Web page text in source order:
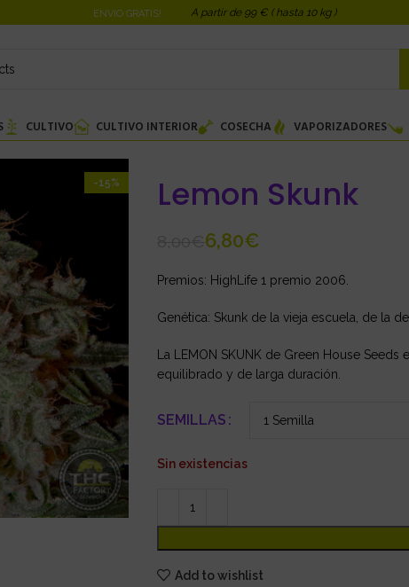
ENVIO GRATIS! A partir de 99 € ( hasta 10 kg )
CULTIVO CULTIVO INTERIOR COSECHA VAPORIZADORES
-15% Lemon Skunk
6,80€
Premios: HighLife 1 premio 2006.
Genética: Skunk de la vieja escuela, de la
La LEMON SKUNK de Green House
equilibrado y de larga duración.
SEMILLAS
Sin existencias
Add to wishlist